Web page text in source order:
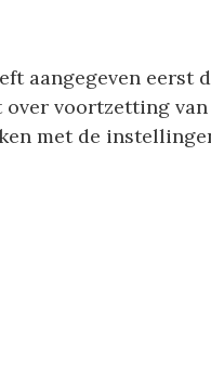
aangegeven eerst
voortzetting
met de